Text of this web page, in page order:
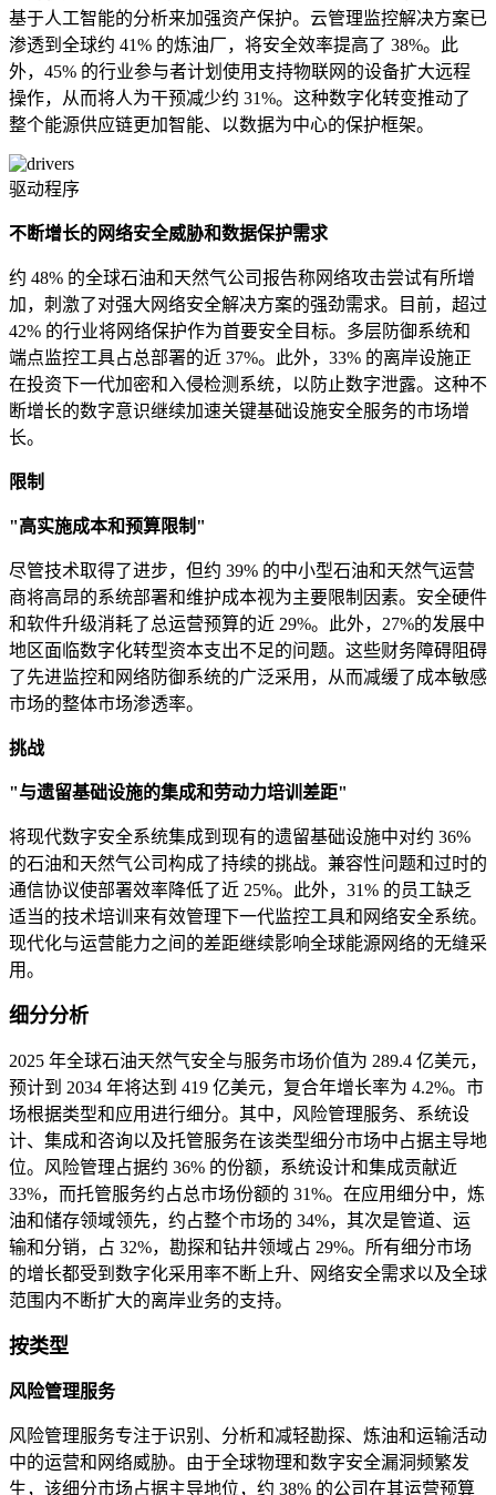
基于人工智能的分析来加强资产保护。云管理监控解决方案已
渗透到全球约 41% 的炼油厂，将安全效率提高了 38%。此
外，45% 的行业参与者计划使用支持物联网的设备扩大远程
操作，从而将人为干预减少约 31%。这种数字化转变推动了
整个能源供应链更加智能、以数据为中心的保护框架。
驱动程序
不断增长的网络安全威胁和数据保护需求
约 48% 的全球石油和天然气公司报告称网络攻击尝试有所增
加，刺激了对强大网络安全解决方案的强劲需求。目前，超过
42% 的行业将网络保护作为首要安全目标。多层防御系统和
端点监控工具占总部署的近 37%。此外，33% 的离岸设施正
在投资下一代加密和入侵检测系统，以防止数字泄露。这种不
断增长的数字意识继续加速关键基础设施安全服务的市场增
长。
限制
"高实施成本和预算限制"
尽管技术取得了进步，但约 39% 的中小型石油和天然气运营
商将高昂的系统部署和维护成本视为主要限制因素。安全硬件
和软件升级消耗了总运营预算的近 29%。此外，27%的发展中
地区面临数字化转型资本支出不足的问题。这些财务障碍阻碍
了先进监控和网络防御系统的广泛采用，从而减缓了成本敏感
市场的整体市场渗透率。
挑战
"与遗留基础设施的集成和劳动力培训差距"
将现代数字安全系统集成到现有的遗留基础设施中对约 36%
的石油和天然气公司构成了持续的挑战。兼容性问题和过时的
通信协议使部署效率降低了近 25%。此外，31% 的员工缺乏
适当的技术培训来有效管理下一代监控工具和网络安全系统。
现代化与运营能力之间的差距继续影响全球能源网络的无缝采
用。
细分分析
2025 年全球石油天然气安全与服务市场价值为 289.4 亿美元，
预计到 2034 年将达到 419 亿美元，复合年增长率为 4.2%。市
场根据类型和应用进行细分。其中，风险管理服务、系统设
计、集成和咨询以及托管服务在该类型细分市场中占据主导地
位。风险管理占据约 36% 的份额，系统设计和集成贡献近
33%，而托管服务约占总市场份额的 31%。在应用细分中，炼
油和储存领域领先，约占整个市场的 34%，其次是管道、运
输和分销，占 32%，勘探和钻井领域占 29%。所有细分市场
的增长都受到数字化采用率不断上升、网络安全需求以及全球
范围内不断扩大的离岸业务的支持。
按类型
风险管理服务
风险管理服务专注于识别、分析和减轻勘探、炼油和运输活动
中的运营和网络威胁。由于全球物理和数字安全漏洞频繁发
生，该细分市场占据主导地位，约 38% 的公司在其运营预算